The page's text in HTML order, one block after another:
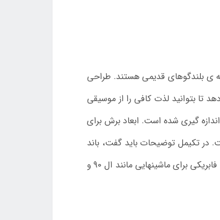
ی بلندگوهای قدیمی هستند. طراحی
وات) را در اختیار شما قرار می دهد تا بتوانید لذت کافی را از موسیقی
این محصول 32 الی 18000 هرتز ، امپدانس 4 اهم و حساسیت 89 دسیبل اندازه گیری شده است. ابعاد برش برای
برای برش است. در تکیمل توضیحات باید گفت، باند
مناسب برای داخل دربهای انواع ماشین های پژو و همچنین بلندگو طاقچه عقب فابریکی برای ماشینهایی مانند ال 90 و